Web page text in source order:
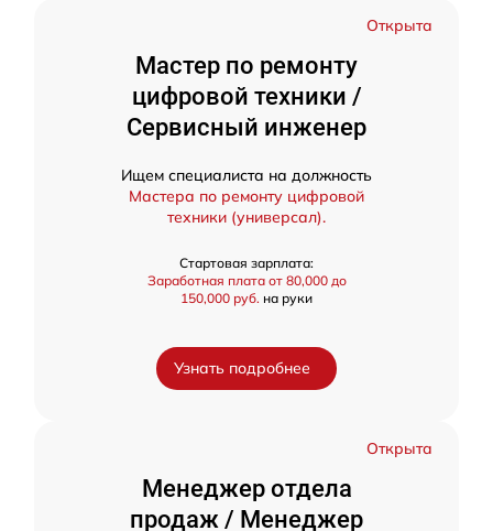
Открыта
Мастер по ремонту
цифровой техники /
Сервисный инженер
Ищем специалиста на должность
Мастера по ремонту цифровой
техники (универсал).
Стартовая зарплата:
Заработная плата от 80,000 до
150,000 руб. на руки
Узнать подробнее
Открыта
Менеджер отдела
продаж / Менеджер